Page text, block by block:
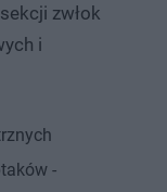
zwłok
i
-